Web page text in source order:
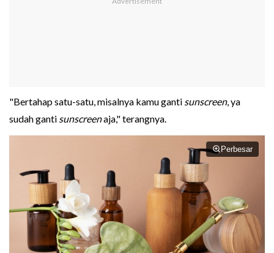
"Bertahap satu-satu, misalnya kamu ganti sunscreen, ya
sudah ganti sunscreenaja," terangnya.
Perbesar